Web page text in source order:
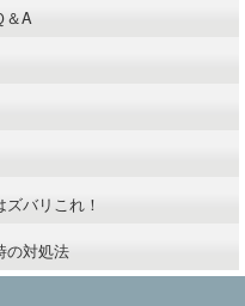
＆A
バリこれ！
の対処法